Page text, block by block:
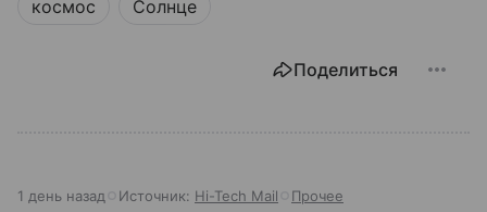
космос Солнце
Поделиться
1 день назад Источник: Hi-Tech Mail Прочее